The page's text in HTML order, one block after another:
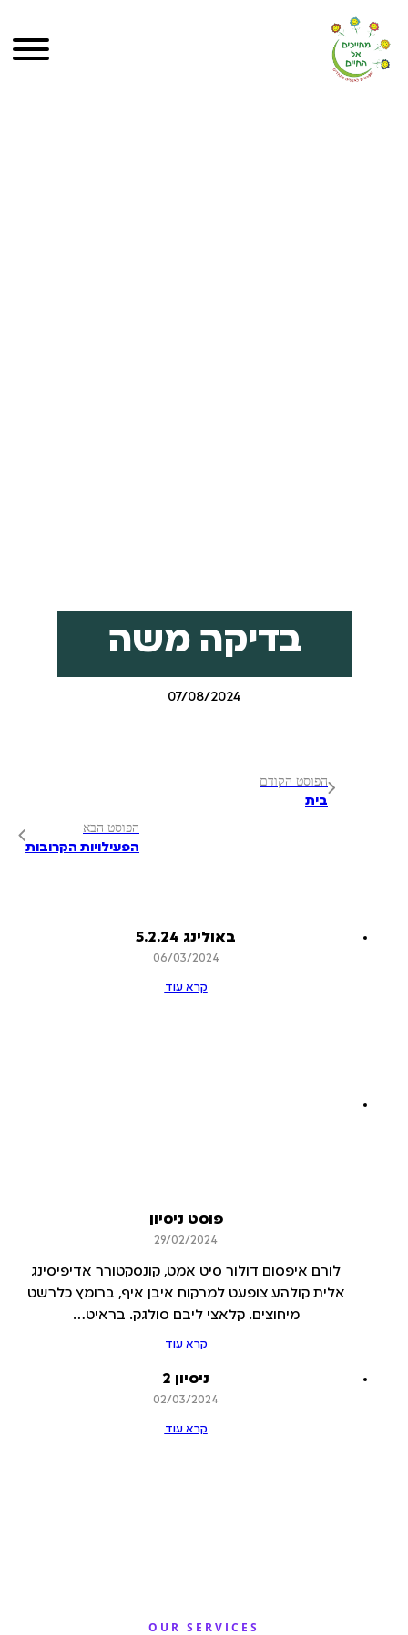
בדיקה משה
07/08/2024
הפוסט הקודם
בית
הפוסט הבא
הפעילויות הקרובות
באולינג 5.2.24
06/03/2024
קרא עוד
פוסט ניסיון
29/02/2024
לורם איפסום דולור סיט אמט, קונסקטורר אדיפיסינג
אלית קולהע צופעט למרקוח איבן איף, ברומץ כלרשט
מיחוצים. קלאצי ליבם סולגק. בראיט…
קרא עוד
ניסיון 2
02/03/2024
קרא עוד
OUR SERVICES